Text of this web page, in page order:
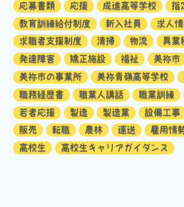
応募書類
応援 成進高等学校 指
教育訓練給付制度
新入社員
求人
求職者支援制度
清掃 物流
異業
発達障害
矯正施設 福祉
美祢市
美祢市の事業所
美祢青嶺高等学校
職務経歴書
職業人講話 職業訓練
若者応援
製造 製造業 設備工事
販売
転職 農林 運送 雇用情
高校生
高校生キャリアガイダンス